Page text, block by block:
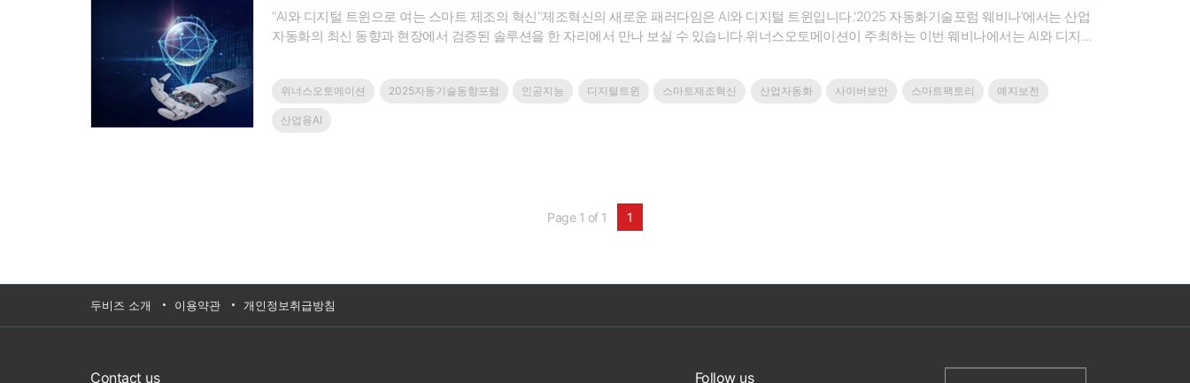
"AI와 디지털 트윈으로 여는 스마트 제조의 혁신"제조혁신의 새로운 패러다임은 AI와 디지털 트윈입니다.'2025 자동화기술포럼 웨비나'에서는 산업
자동화의 최신 동향과 현장에서 검증된 솔루션을 한 자리에서 만나 보실 수 있습니다.위너스오토메이션이 주최하는 이번 웨비나에서는 AI와 디지털
위너스오토메이션 2025자동기술동향포럼 인공지능 디지털트윈 스마트제조혁신 산업자동화 사이버보안 스마트팩토리 예지보전
산업용AI
Page 1 of 1 1
두비즈 소개 이용약관 개인정보취급방침
Contact us Follow us